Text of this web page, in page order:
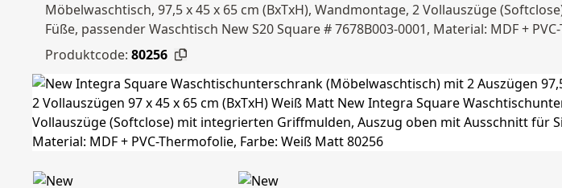
Möbelwaschtisch, 97,5 x 45 x 65 cm (BxTxH), Wandmontage, 2 Vollauszüge
Füße, passender Waschtisch New S20 Square # 7678B003-0001, Material: MDF +
Produktcode: 80256